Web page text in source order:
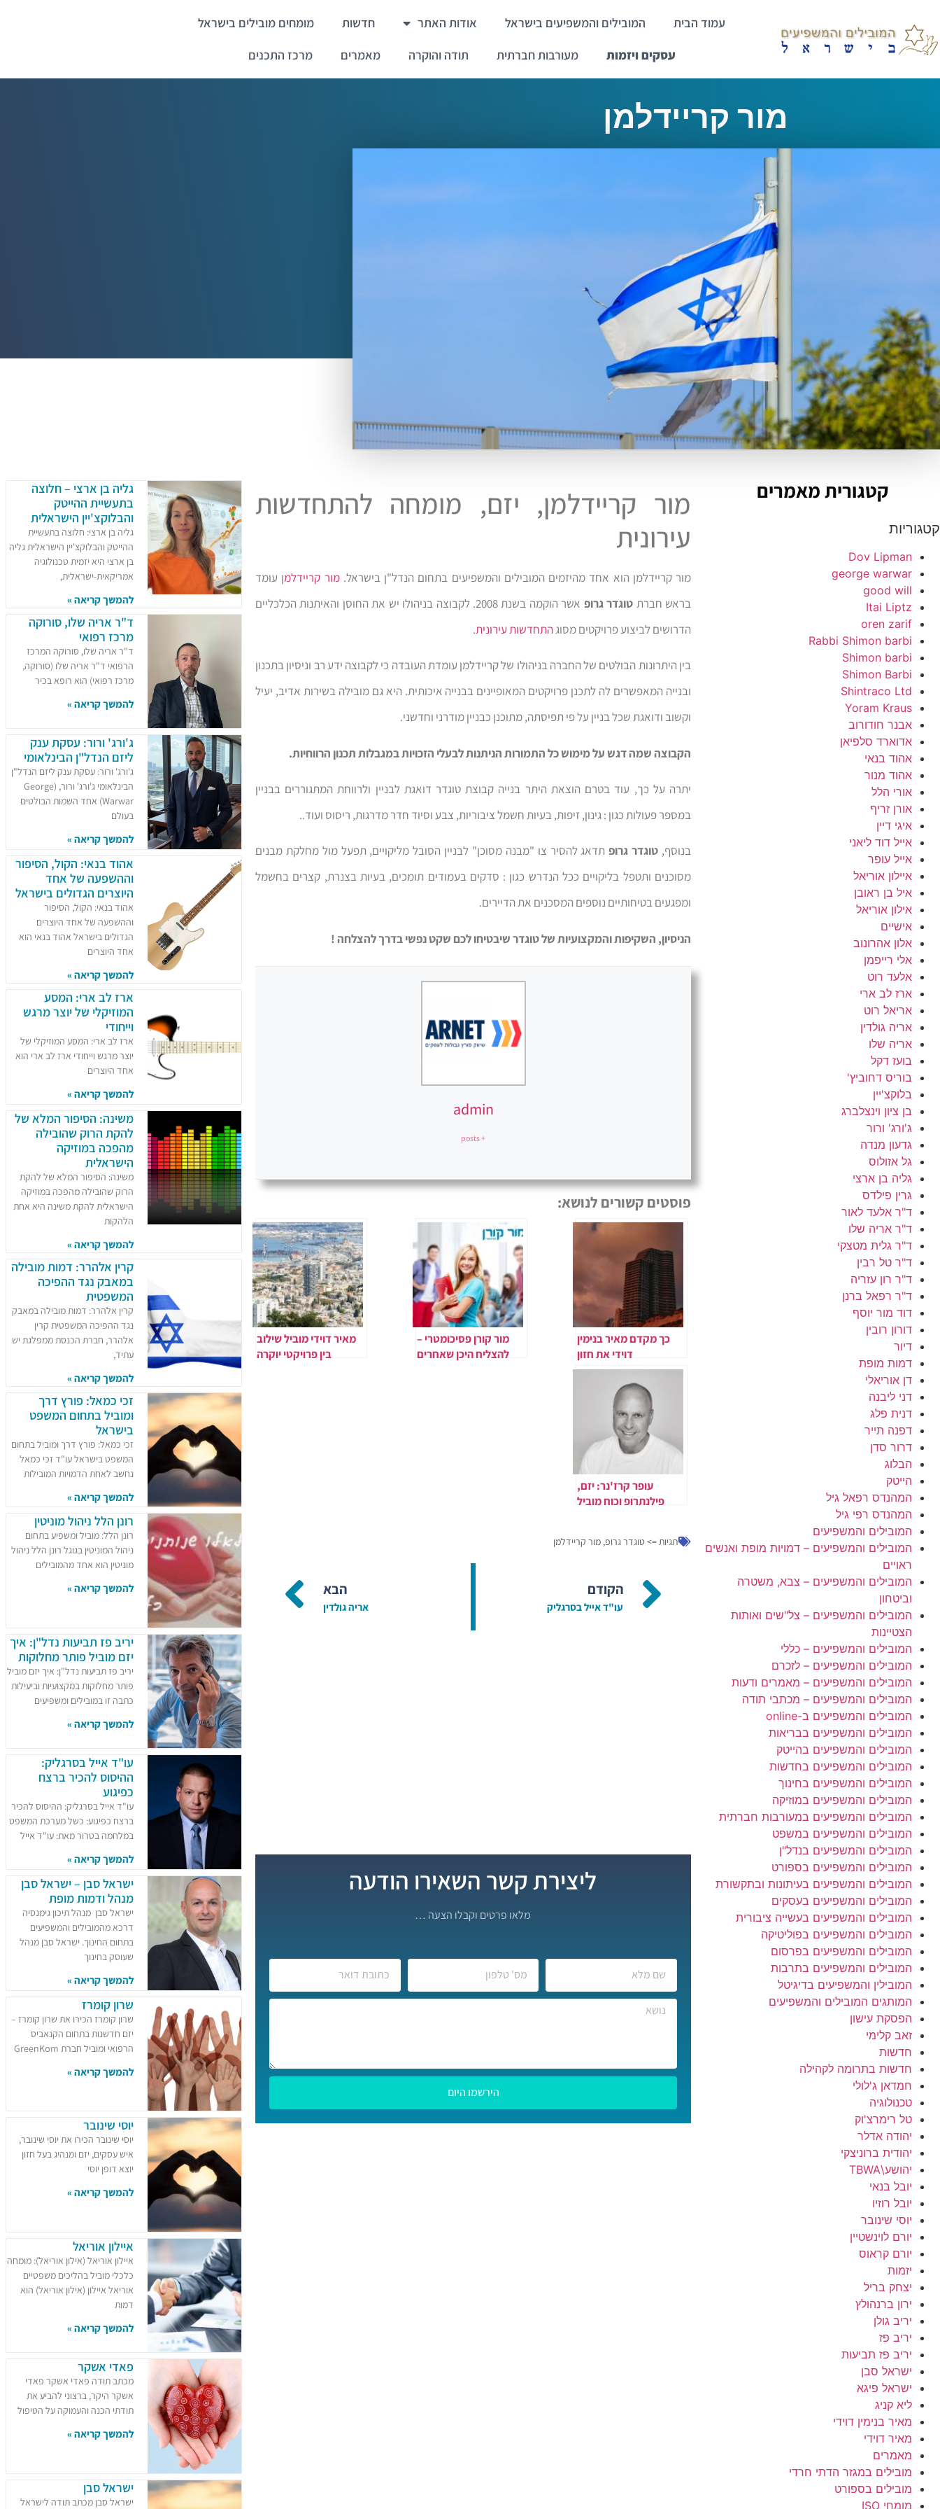
עמוד הבית המובילים והמשפיעים בישראל אודות האתר חדשות
מומחים מובילים בישראל
עסקים ויזמות
מעורבות חברתית תודה והוקרה מאמרים מרכז התכנים
מור קריידלמן
ראשי>מור קריידלמן
קטגורית מאמרים
קטגוריות
Dov Lipman
george warwar
good will
Itai Liptz
oren zarif
Rabbi Shimon barbi
Shimon barbi
Shimon Barbi
Shintraco Ltd
Yoram Kraus
אבנר חודורוב
אדוארד סלפיאן
אהוד בנאי
אהוד מנור
אורי הלל
אורן זריף
איגי דיין
אייל דוד ליאני
אייל עופר
איילון אוריאל
איל בן ראובן
אילון אוריאל
אישיים
אלון אהרונוב
אלי רייפמן
אלעד רוט
ארז לב ארי
אריאל רוט
אריה גולדין
אריה שלו
בועז דקל
בוריס דחוביץ'
בלוקצ'יין
בן ציון וינצלברג
ג'ורג' ורור
גדעון מנדה
גל אזולוס
גליה בן ארצי
גרין פילדס
ד"ר אלעד לאור
ד"ר אריה שלו
ד"ר גלית מטצקי
ד"ר טל רבין
ד"ר רון עזריה
ד"ר רפאל ברנן
דוד מור יוסף
דורון רובין
דיור
דמות מופת
דן אוריאלי
דני ליבנה
דנית פלג
דפנה תייר
דרור סדן
הבלוג
הייטק
המהנדס רפאל גיל
המהנדס רפי גיל
המובילים והמשפיעים
המובילים והמשפיעים – דמויות מופת ואנשים
ראויים
המובילים והמשפיעים – צבא, משטרה
וביטחון
המובילים והמשפיעים – צל"שים ואותות
הצטיינות
המובילים והמשפיעים – כללי
המובילים והמשפיעים – לזכרם
המובילים והמשפיעים – מאמרים ודעות
המובילים והמשפיעים – מכתבי תודה
המובילים והמשפיעים ב-online
המובילים והמשפיעים בבריאות
המובילים והמשפיעים בהייטק
המובילים והמשפיעים בחדשות
המובילים והמשפיעים בחינוך
המובילים והמשפיעים במוזיקה
המובילים והמשפיעים במעורבות חברתית
המובילים והמשפיעים במשפט
המובילים והמשפיעים בנדל"ן
המובילים והמשפיעים בספורט
המובילים והמשפיעים בעיתונות ובתקשורת
המובילים והמשפיעים בעסקים
המובילים והמשפיעים בעשייה ציבורית
המובילים והמשפיעים בפוליטיקה
המובילים והמשפיעים בפרסום
המובילים והמשפיעים בתרבות
המובילין והמשפיעים בדיגיטל
המותגים המובילים והמשפיעים
הפסקת עישון
זאב קלימי
חדשות
חדשות בתרומה לקהילה
חמדאן ג'לולי
טכנולוגיה
טל רימרצ'וק
יהודה אדלר
יהודית ברוניצקי
יהושע\TBWA
יובל בנאי
יובל רוזיו
יוסי שינובר
יורם לוינשטיין
יורם קראוס
יזמות
יצחק בריל
ירון ברנהולץ
יריב גולן
יריב פז
יריב פז תביעות
ישראל סבן
ישראל פיגא
ליא קניג
מאיר בנימין דוידי
מאיר דוידי
מאמרים
מובילים במגזר הדתי חרדי
מובילים בספורט
מומחי ISO
מור קריידלמן, יזם, מומחה להתחדשות
עירונית
מור קריידלמן הוא אחד מהיזמים המובילים והמשפיעים בתחום הנדל"ן בישראל.מור קריידלמן עומד
בראש חברת טוגדר גרופ
אשר הוקמה בשנת 2008. לקבוצה בניהולו יש את החוסן והאיתנות הכלכליים
הדרושים לביצוע פרויקטים מסוגהתחדשות עירונית.
בין היתרונות הבולטים של החברה בניהולו של קריידלמן עומדת העובדה כי לקבוצה ידע רב וניסיון בתכנון
ובנייה המאפשרים לה לתכנן פרויקטים המאופיינים בבנייה איכותית. היא גם מובילה בשירות אדיב, יעיל
וקשוב ודואגת שכל בניין על פי תפיסתה, מתוכנן כבניין מודרני וחדשני.
הקבוצה שמה דגש על מימוש כל התמורות הניתנות לבעלי הזכויות במגבלות תכנון הרווחיות.
יתרה על כך, עוד בטרם הוצאת היתר בנייה קבוצת טוגדר דואגת לבניין ולרווחת המתגוררים בבניין
במספר פעולות כגון : גינון, זיפות, בעיות חשמל ציבוריות, צבע וסיוד חדר מדרגות, ריסוס ועוד..
בנוסף, טוגדר גרופתדאג להסיר צו "מבנה מסוכן" לבניין הסובל מליקויים, תפעל מול מחלקת מבנים
מסוכנים ותטפל בליקויים ככל הנדרש כגון : סדקים בעמודים תומכים, בעיות בצנרת, קצרים בחשמל
ומפגעים בטיחותיים נוספים המסכנים את הדיירים.
הניסיון, השקיפות והמקצועיות של טוגדר שיבטיחו לכם שקט נפשי בדרך להצלחה !
admin
+ posts
פוסטים קשורים לנושא:
כך מקדם מאיר בנימין
דוידי את חזון
ההתחדשות העירונית
במרכז נתניה
מור קורן פסיכומטרי –
להצליח היכן שאחרים
מאיר דוידי מוביל שילוב
בין פרויקטי יוקרה
עופר קרז'נר: יזם,
פילנתרופ וכוח מוביל
הישראלית
תגיות => טוגדר גרופ, מור קריידלמן
הקודם
עו"ד אייל בסרגליק
הבא
אריה גולדין
ליצירת קשר השאירו הודעה
מלאו פרטים וקבלו הצעה …
הירשמו היום
גליה בן ארצי – חלוצה
בתעשיית ההייטק
והבלוקצ'יין הישראלית​
גליה בן ארצי: חלוצה בתעשיית
ההייטק והבלוקצ'יין הישראלית​ ​גליה
בן ארצי היא יזמית טכנולוגיה
אמריקאית-ישראלית,
להמשך קריאה »
ד"ר אריה שלו, סורוקה
מרכז רפואי
ד"ר אריה שלו, סורוקה המרכז
הרפואי ד"ר אריה שלו (סורוקה,
מרכז רפואי) הוא רופא בכיר
להמשך קריאה »
ג'ורג' ורור: עסקת ענק
ליזם הנדל"ן הבינלאומי
ג'ורג' ורור: עסקת ענק ליזם הנדל"ן
הבינלאומי ג'ורג' ורור, (George
Warwar) אחד השמות הבולטים
בעולם
להמשך קריאה »
אהוד בנאי: הקול, הסיפור
וההשפעה של אחד
היוצרים הגדולים בישראל
אהוד בנאי: הקול, הסיפור
וההשפעה של אחד היוצרים
הגדולים בישראל אהוד בנאי הוא
אחד היוצרים
להמשך קריאה »
ארז לב ארי: המסע
המוזיקלי של יוצר מרגש
וייחודי
ארז לב ארי: המסע המוזיקלי של
יוצר מרגש וייחודי ארז לב ארי הוא
אחד היוצרים
להמשך קריאה »
משינה: הסיפור המלא של
להקת הרוק שהובילה
מהפכה במוזיקה
הישראלית
משינה: הסיפור המלא של להקת
הרוק שהובילה מהפכה במוזיקה
הישראלית להקת משינה היא אחת
הלהקות
להמשך קריאה »
קרין אלהרר: דמות מובילה
במאבק נגד ההפיכה
המשפטית
קרין אלהרר: דמות מובילה במאבק
נגד ההפיכה המשפטית קרין
אלהרר, חברת הכנסת ממפלגת יש
עתיד,
להמשך קריאה »
זכי כמאל: פורץ דרך
ומוביל בתחום המשפט
בישראל
זכי כמאל: פורץ דרך ומוביל בתחום
המשפט בישראל עו"ד זכי כמאל
נחשב לאחת הדמויות המובילות
להמשך קריאה »
רונן הלל ניהול מוניטין
רונן הלל: מוביל ומשפיע בתחום
ניהול המוניטין בגוגל רונן הלל ניהול
מוניטין הוא אחד מהמובילים
להמשך קריאה »
יריב פז תביעות נדל"ן: איך
יזם מוביל פותר מחלוקות
יריב פז תביעות נדל"ן: איך יזם מוביל
פותר מחלוקות במקצועיות וביעילות
כתבה זו במובילים ומשפיעים
להמשך קריאה »
עו"ד אייל בסרגליק:
ההיסוס להכיר ברצח
כפיגוע
עו"ד אייל בסרגליק: ההיסוס להכיר
ברצח כפיגוע: כשל מערכת המשפט
במלחמה בטרור מאת: עו"ד אייל
להמשך קריאה »
ישראל סבן – ישראל סבן
מנהל ודמות מופת
ישראל סבן מנהל תיכון גימנסיה
דרכא מהמובילים והמשפיעים
בתחום החינוך. ישראל סבן מנהל
שעוסק בחינוך
להמשך קריאה »
שרון קומרז
שרון קומרז הכירו את שרון קומרז –
יזם חדשנות בתחום הקנאביס
הרפואי ומוביל חברת GreenKom
להמשך קריאה »
יוסי שינובר
יוסי שינובר הכירו את יוסי שינובר,
איש עסקים, יזם ומנהיג בעל חזון
יוצא דופן יוסי
להמשך קריאה »
איילון אוריאל
איילון אוריאל (אילון אוריאל): מומחה
כלכלי מוביל בהליכים משפטיים
אוריאל איילון (אילון אוריאל) הוא
דמות
להמשך קריאה »
פאדי אשקר
מכתב תודה פאדי אשקר פאדי
אשקר היקר, ברצוני להביע את
תודתי הכנה והעמוקה על הטיפול
להמשך קריאה »
ישראל סבן
ישראל סבן מכתב תודה לישראל